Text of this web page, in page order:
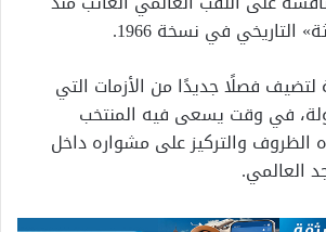
التاريخي في نسخة 1966.
فصلًا جديدًا من الأزمات التي
في وقت يسعى فيه المنتخب
الظروف والتركيز على مشواره داخل
العالمي.